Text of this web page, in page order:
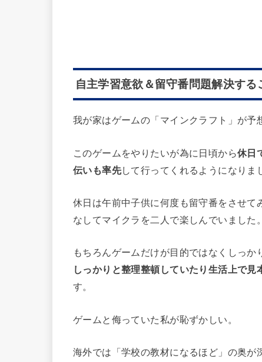
自主学習意欲＆留守番問題解決する
我が家はゲームの「 マインクラフト 」が予
このゲームをやりたいが為に日頃から休日
伝いも率先して行ってくれるようになりま
休日は午前中子供に何度も留守番をさせて
なしてマイクラを二人で楽しんでいました。
もちろんゲームだけが目的ではなくしっか
しっかりと整理整頓していたり生活上で
す。
ゲームと侮っていた私が恥ずかしい。
海外では「学校の教材になるほど」の奥が